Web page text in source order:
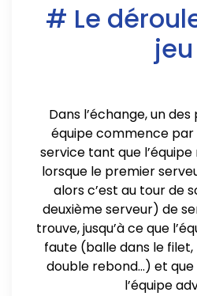
# Le
jeu
Dans l’échange, un
équipe commence
service tant que
lorsque le premier
alors c’est au tour de
deuxième serveur) de
trouve, jusqu’à ce que
faute (balle dans le filet,
double rebond...) et
l’équipe